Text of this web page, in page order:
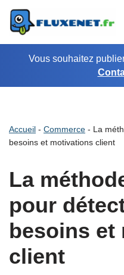
Aller
au
contenuVous souhaitez
Accueil - Commerce - La
besoins et motivations client
La
pour
besoins et
client